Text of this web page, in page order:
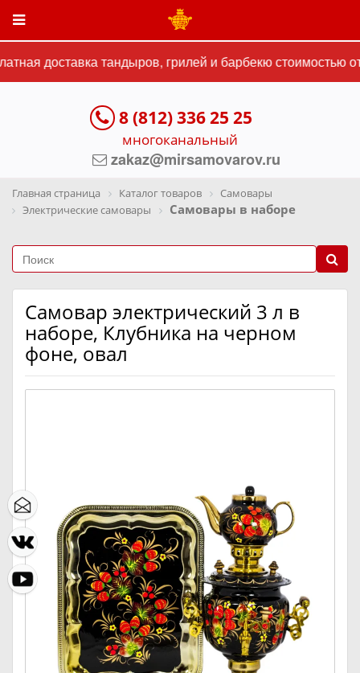
доставка тандыров, грилей и барбекю стоимостью
8 (812) 336 25 25
многоканальный
zakaz@mirsamovarov.ru
Главная страница Каталог товаров
Самовары
Электрические самовары
Самовары в наборе
Самовар электрический 3 л в
наборе, Клубника на черном
фоне, овал